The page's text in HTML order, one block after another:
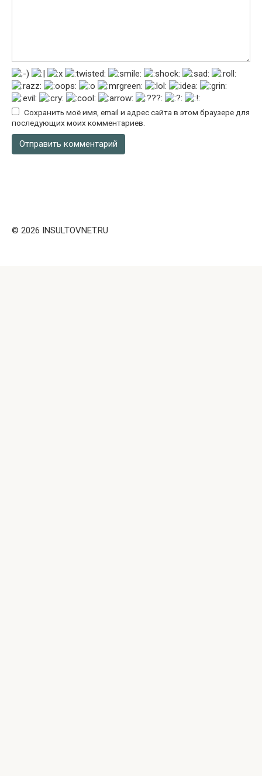
Сохранить моё имя, email и адрес сайта в этом браузере для
последующих моих комментариев.
© 2026 INSULTOVNET.RU